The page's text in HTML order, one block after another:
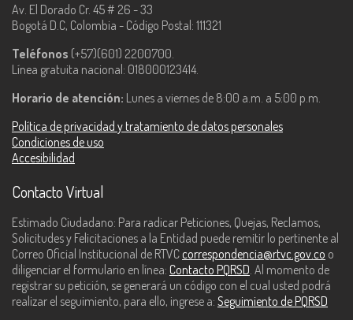
Av. El Dorado Cr. 45 # 26 - 33
Bogotá D.C, Colombia - Código Postal: 111321
Teléfonos (+57)(601) 2200700.
Línea gratuita nacional: 018000123414.
Horario de atención: Lunes a viernes de 8:00 a.m. a 5:00 p.m.
Política de privacidad y tratamiento de datos personales
Condiciones de uso
Accesibilidad
Contacto Virtual
Estimado Ciudadano: Para radicar Peticiones, Quejas, Reclamos,
Solicitudes y Felicitaciones a la Entidad puede remitir lo pertinente al
Correo Oficial Institucional de RTVC correspondencia@rtvc.gov.co o
diligenciar el formulario en línea: Contacto PQRSD . Al momento de
registrar su petición, se generará un código con el cual usted podrá
realizar el seguimiento, para ello, ingrese a: Seguimiento de PQRSD